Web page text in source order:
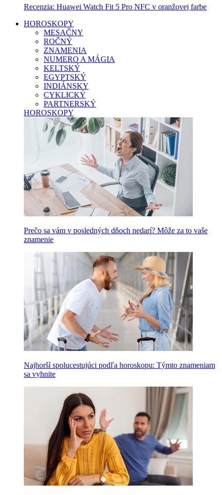
Recenzia: Huawei Watch Fit 5 Pro NFC v oranžovej farbe
HOROSKOPY
MESAČNY
ROČNÝ
ZNAMENIA
NUMERO A MÁGIA
KELTSKÝ
EGYPTSKÝ
INDIÁNSKY
CYKLICKÝ
PARTNERSKÝ
HOROSKOPY
Prečo sa vám v posledných dňoch nedarí? Môže za to vaše
znamenie
Najhorší spolucestujúci podľa horoskopu: Týmto znameniam
sa vyhnite